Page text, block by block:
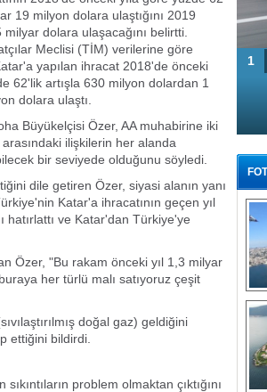
19 milyon dolara ulaştığını 2019
milyar dolara ulaşacağını belirtti.
Meclisi (TİM) verilerine göre
yapılan ihracat 2018'de önceki
62'lik artışla 630 milyon dolardan 1
dolara ulaştı.
Büyükelçisi Özer, AA muhabirine iki
ilişkilerin her alanda
bir seviyede olduğunu söyledi.
dile getiren Özer, siyasi alanın yanı
Katar'a ihracatının geçen yıl
hatırlattı ve Katar'dan Türkiye'ye
Özer, "Bu rakam önceki yıl 1,3 milyar
her türlü malı satıyoruz çeşit
doğal gaz) geldiğini
ettiğini bildirdi.
problem olmaktan çıktığını
1